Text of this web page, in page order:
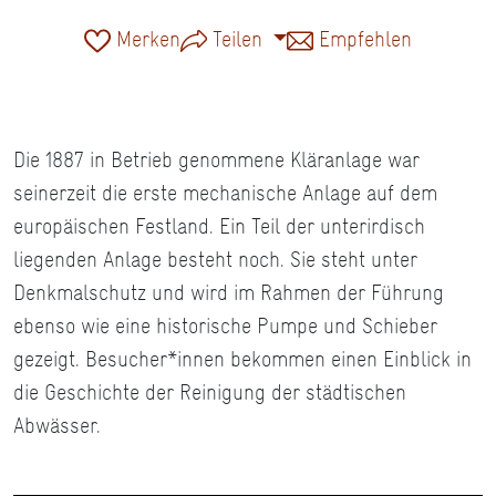
Merken Teilen Empfehlen
Die 1887 in Betrieb genommene Kläranlage war
seinerzeit die erste mechanische Anlage auf dem
europäischen Festland. Ein Teil der unterirdisch
liegenden Anlage besteht noch. Sie steht unter
Denkmalschutz und wird im Rahmen der Führung
ebenso wie eine historische Pumpe und Schieber
gezeigt. Besucher*innen bekommen einen Einblick in
die Geschichte der Reinigung der städtischen
Abwässer.